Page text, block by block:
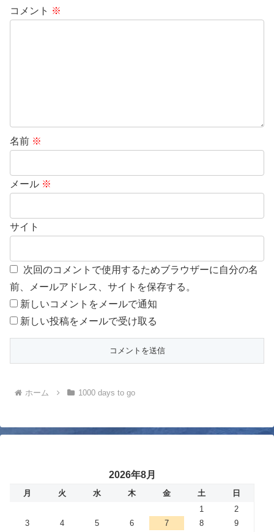
コメント ※
名前 ※
メール ※
サイト
次回のコメントで使用するためブラウザーに自分の名
前、メールアドレス、サイトを保存する。
新しいコメントをメールで通知
新しい投稿をメールで受け取る
ホーム 1000 days to go
2026年8月
月 火 水 木 金 土
日
1
2
3
4 5 6 7 8
9